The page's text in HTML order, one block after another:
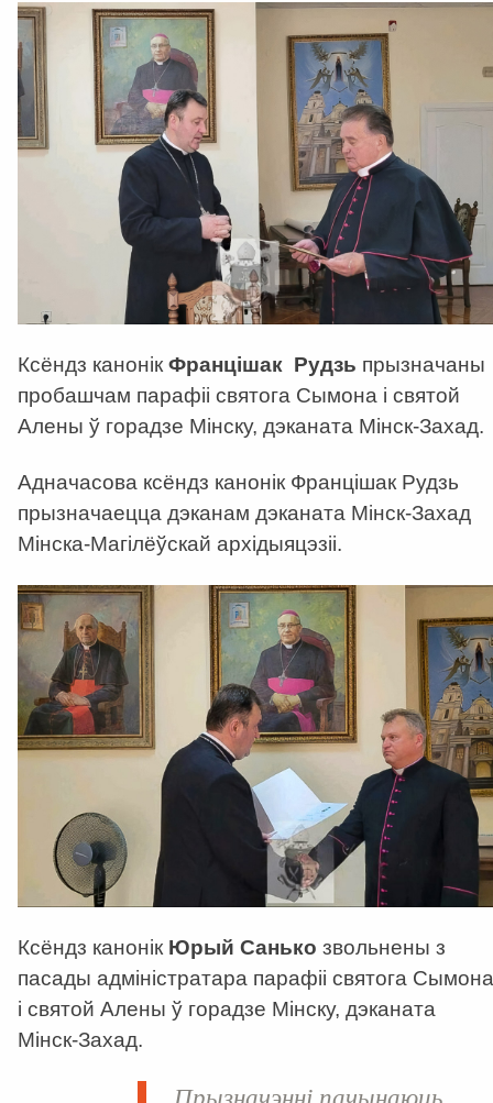
Ксёндз канонік Францішак Рудзь прызначаны
пробашчам парафіі святога Сымона і святой
Алены ў горадзе Мінску, дэканата Мінск-Захад.
Адначасова ксёндз канонік Францішак Рудзь
прызначаецца дэканам дэканата Мінск-Захад
Мінска-Магілёўскай архідыяцэзіі.
Ксёндз канонік Юрый Санько звольнены з
пасады адміністратара парафіі святога Сымона
і святой Алены ў горадзе Мінску, дэканата
Мінск-Захад.
Прызначэнні пачынаюць